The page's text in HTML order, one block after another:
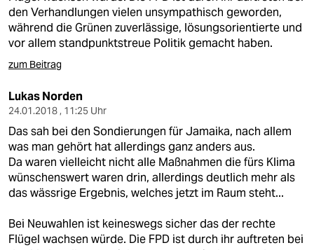
den Verhandlungen vielen unsympathisch geworden,
während die Grünen zuverlässige, lösungsorientierte und
vor allem standpunktstreue Politik gemacht haben.
zum Beitrag
Lukas Norden
24.01.2018 , 11:25 Uhr
Das sah bei den Sondierungen für Jamaika, nach allem
was man gehört hat allerdings ganz anders aus.
Da waren vielleicht nicht alle Maßnahmen die fürs Klima
wünschenswert waren drin, allerdings deutlich mehr als
das wässrige Ergebnis, welches jetzt im Raum steht...
Bei Neuwahlen ist keineswegs sicher das der rechte
Flügel wachsen würde. Die FPD ist durch ihr auftreten bei